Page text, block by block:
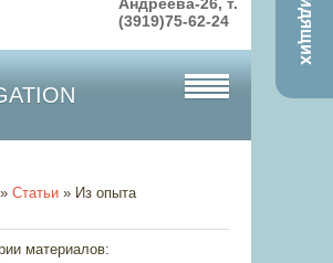
(3919)75-62-24
» Статьи » Из опыта
материалов: